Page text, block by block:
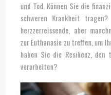
und Tod. Können Sie die
schweren Krankheit
herzzerreissende, aber
zur Euthanasie zu treffen, um
haben Sie die Resilienz, den
verarbeiten?